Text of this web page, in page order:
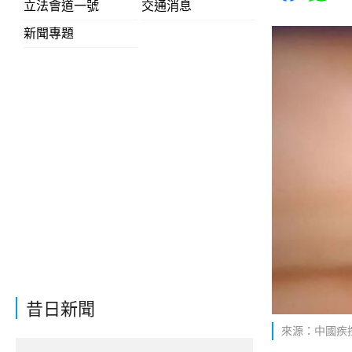
立法會道一號
交通消息
新聞專題
昔日新聞
來源：中國疾